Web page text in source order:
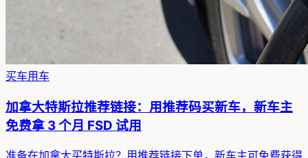
买车用车
加拿大特斯拉推荐链接：用推荐码买新车，新车主
免费拿 3 个月 FSD 试用
准备在加拿大买特斯拉？用推荐链接下单，新车主可免费获得